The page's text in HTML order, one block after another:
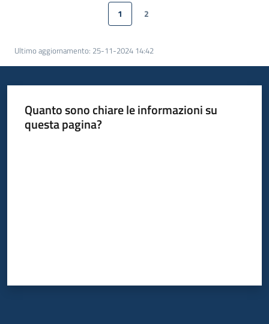
Bandi
Piani
Programmi
Pagina precedente
Pagina
1 Pagina
2
Ultimo aggiornamento: 25-11-2024 14:42
Quanto sono chiare le informazioni su
questa pagina?